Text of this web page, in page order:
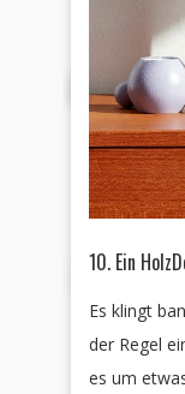
10. Ein
Es klingt
der Regel
es um